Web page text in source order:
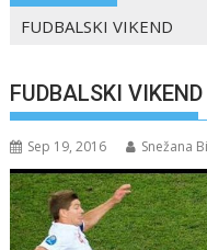
FUDBALSKI VIKEND
FUDBALSKI VIKEND
Sep 19, 2016 Snežana